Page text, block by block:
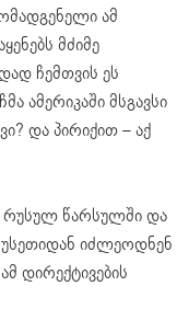
ამ
მძიმე
ჩემთვის ეს
ამერიკაში მსგავსი
და პირიქით – აქ
რუსულ წარსულში და
იძლეოდნენ
დირექტივების